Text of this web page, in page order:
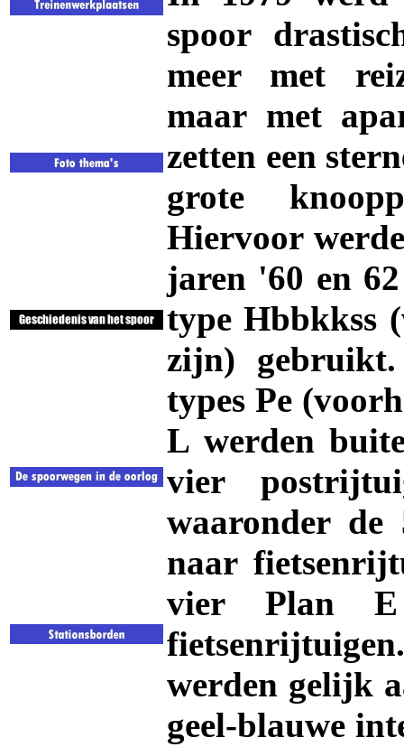
spoor
meer met
maar met
zetten een
grote
Hiervoor
jaren '60 en
type Hbbkkss
zijn)
types Pe
Lwerden
vier
waaronder de
naar
vier Plan E
werden gelijk
geel-blauwe